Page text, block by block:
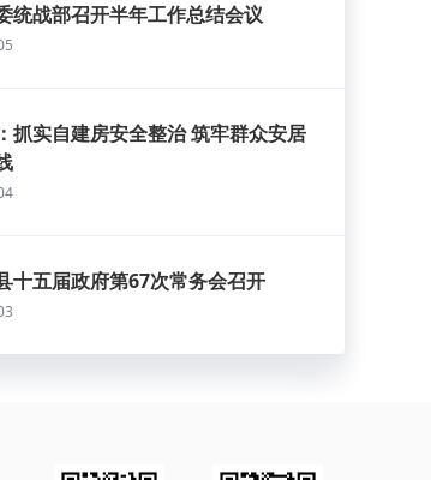
统战部召开半年工作总结会议
抓实自建房安全整治 筑牢群众安居
十五届政府第67次常务会召开